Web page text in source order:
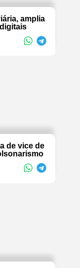
amplia
de vice de